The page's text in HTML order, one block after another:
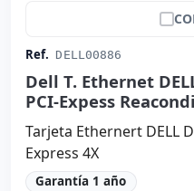
Ref. DELL00886
Dell T. Ethernet
PCI-Expess
Tarjeta Ethernert DELL
Express 4X
Garantía 1 año